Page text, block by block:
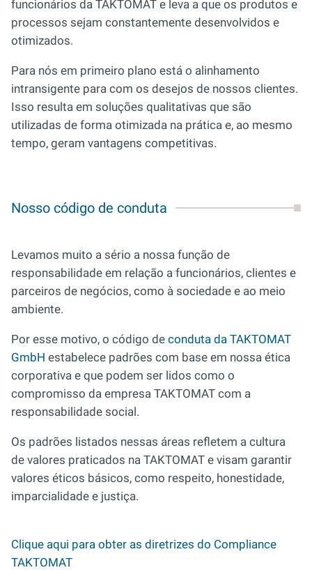
funcionários da TAKTOMAT e leva a que os produtos e
processos sejam constantemente desenvolvidos e
otimizados.
Para nós em primeiro plano está o alinhamento
intransigente para com os desejos de nossos clientes.
Isso resulta em soluções qualitativas que são
utilizadas de forma otimizada na prática e, ao mesmo
tempo, geram vantagens competitivas.
Nosso código de conduta
Levamos muito a sério a nossa função de
responsabilidade em relação a funcionários, clientes e
parceiros de negócios, como à sociedade e ao meio
ambiente.
Por esse motivo, o código de conduta da TAKTOMAT
GmbH estabelece padrões com base em nossa ética
corporativa e que podem ser lidos como o
compromisso da empresa TAKTOMAT com a
responsabilidade social.
Os padrões listados nessas áreas refletem a cultura
de valores praticados na TAKTOMAT e visam garantir
valores éticos básicos, como respeito, honestidade,
imparcialidade e justiça.
Clique aqui para obter as diretrizes do Compliance
TAKTOMAT